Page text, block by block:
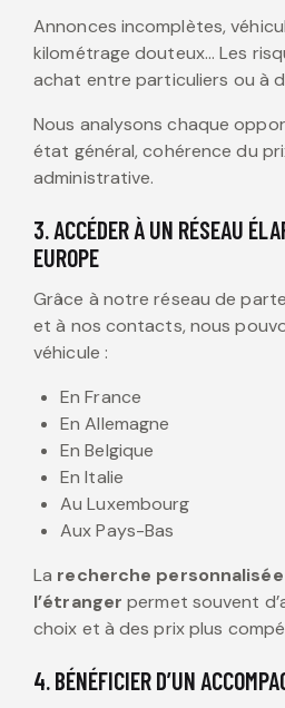
Annonces incomplètes,
kilométrage douteux… Les
achat entre particuliers ou à
Nous analysons chaque
état général, cohérence du
administrative.
3. ACCÉDER À UN RÉSEAU
EUROPE
Grâce à notre réseau de
et à nos contacts, nous
véhicule :
En France
En Allemagne
En Belgique
En Italie
Au Luxembourg
Aux Pays-Bas
La recherche
l’étranger permet souvent
choix et à des prix plus
4. BÉNÉFICIER D’UN